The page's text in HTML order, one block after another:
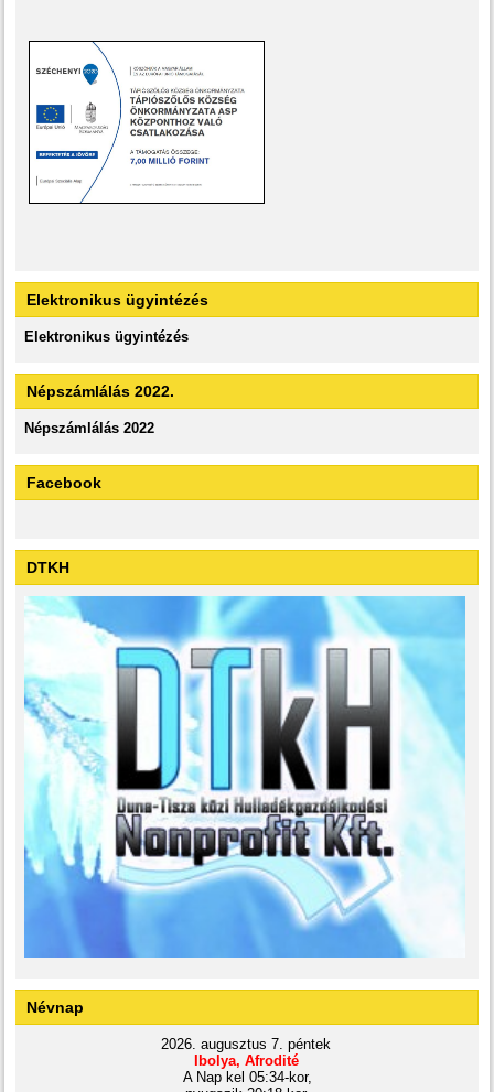
Elektronikus ügyintézés
Elektronikus ügyintézés
Népszámlálás 2022.
Népszámlálás 2022
Facebook
DTKH
Névnap
2026. augusztus 7. péntek
Ibolya, Afrodité
A Nap kel 05:34-kor,